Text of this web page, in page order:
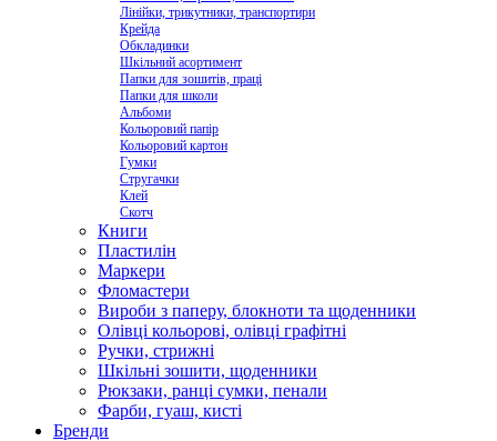
Лінійки, трикутники, транспортири
Крейда
Обкладинки
Шкільний асортимент
Папки для зошитів, праці
Папки для школи
Альбоми
Кольоровий папір
Кольоровий картон
Гумки
Стругачки
Клей
Скотч
Книги
Пластилін
Маркери
Фломастери
Вироби з паперу, блокноти та щоденники
Олівці кольорові, олівці графітні
Ручки, стрижні
Шкільні зошити, щоденники
Рюкзаки, ранці сумки, пенали
Фарби, гуаш, кисті
Бренди